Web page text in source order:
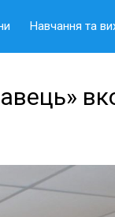
Навчання та